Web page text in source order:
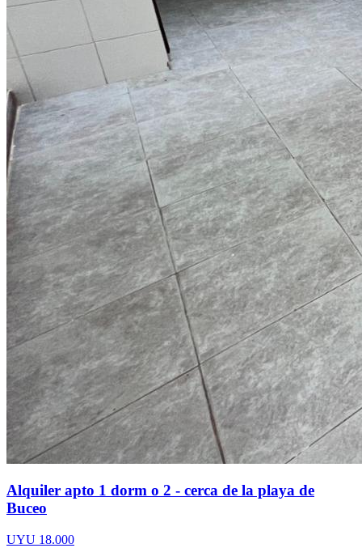
Alquiler apto 1 dorm o 2 - cerca de la playa de
Buceo
UYU 18.000